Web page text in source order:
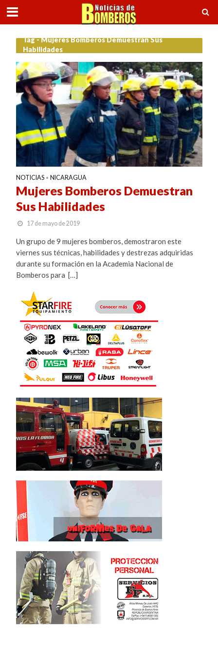
Tag - Mujeres Bomberos Demuestran Sus
Habilidades
NOTICIAS • NICARAGUA
Mujeres Bomberos Demuestran
Sus Habilidades
17 de mayo de 2019
Un grupo de 9 mujeres bomberos, demostraron este
viernes sus técnicas, habilidades y destrezas adquiridas
durante su formación en la Academia Nacional de
Bomberos para […]